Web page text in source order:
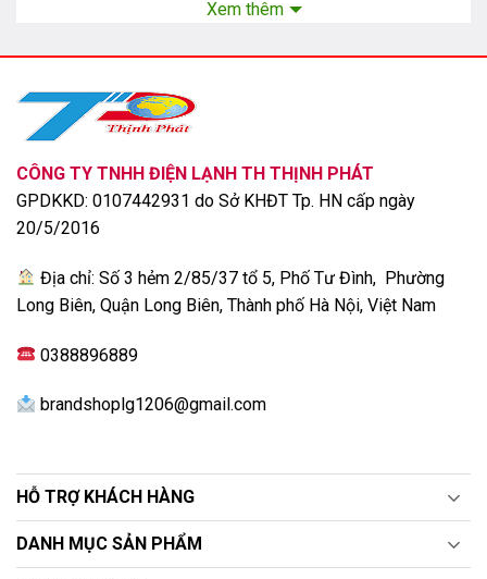
Những ưu điểm nổi bật của máy giặt LG
Máy giặt LG có nhiều ưu điểm nổi bật, được khách hàng
đánh giá cao như:
Thiết kế bắt mắt, bền bỉ
Xem thêm
CÔNG TY TNHH ĐIỆN LẠNH TH THỊNH PHÁT
GPDKKD: 0107442931 do Sở KHĐT Tp. HN cấp ngày
20/5/2016
Địa chỉ: Số 3 hẻm 2/85/37 tổ 5, Phố Tư Đình, Phường
Long Biên, Quận Long Biên, Thành phố Hà Nội, Việt Nam
0388896889
brandshoplg1206@gmail.com
HỖ TRỢ KHÁCH HÀNG
DANH MỤC SẢN PHẨM